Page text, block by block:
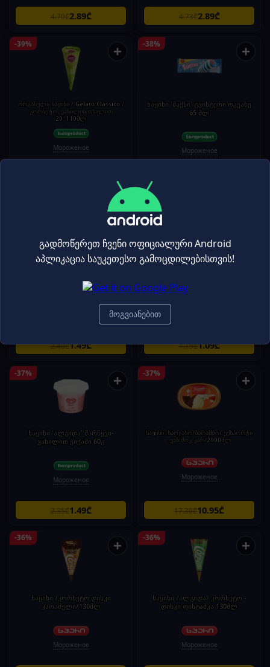
4.70₾2.89₾ 4.73₾2.89₾
-39% +
ორგანული ნაყინი / Gelato Classico /
კორნეტო, ვანილის თხილით
20*110მლ
Мороженое
-38% +
ნაყინი 'მაქსი' ტვისტერი ოკეანე
65 მლ
Мороженое
+
2.40₾1.49₾ 1.75₾1.09₾
-37% +
ნაყინი 'ალგიდა' მარწყვი-
ვანილით ჭიქაში 60გ
Мороженое
2.35₾1.49₾
-37% +
ნაყინი .საოჯახო/ბარამბო/ ექსპორტი
-ვან.შოკ.კარ/2000მლ
Мороженое
17.30₾10.95₾
-36% +
ნაყინი /კორნეტო დისკი
კარამელი/130მლ
Мороженое
-36% +
ნაყინი /ალგიდა/ კორნეტო -
დისკი ფისტაშკა 130მლ
Мороженое
გადმოწერეთ ჩვენი ოფიციალური Android
აპლიკაცია საუკეთესო გამოცდილებისთვის!
მოგვიანებით